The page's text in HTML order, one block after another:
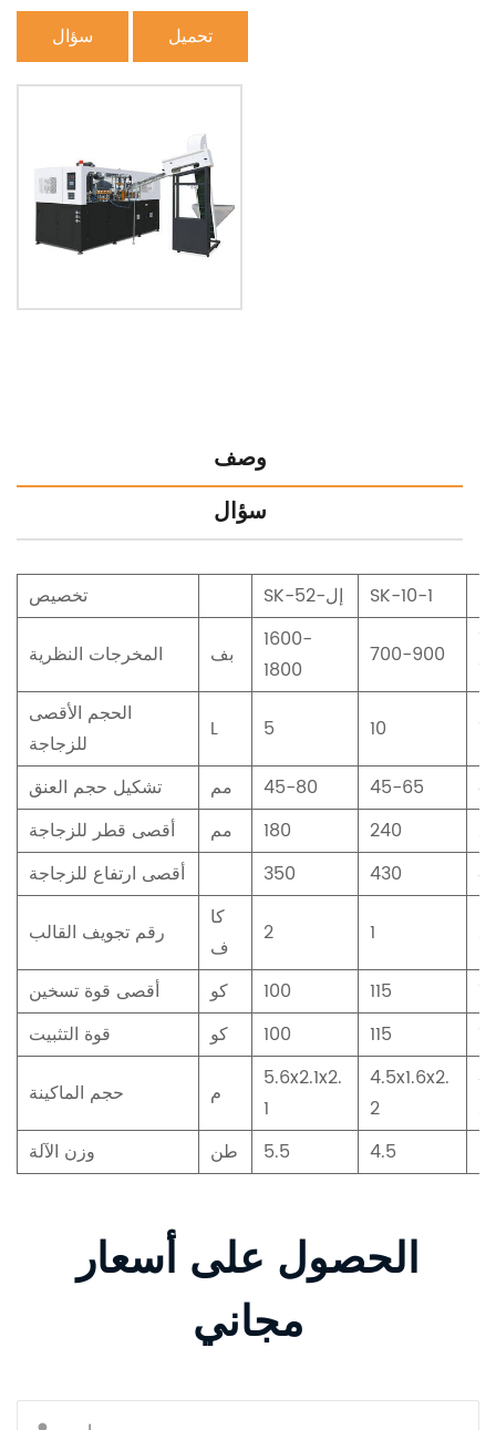
سؤال تحميل
وصف
سؤال
تخصيص SK-5إل-2 SK-10-1
المخرجات النظرية بف
1600-
1800
700-900
الحجم الأقصى
للزجاجة
L 5 10 10
تشكيل حجم العنق مم 45-80 45-65
أقصى قطر للزجاجة
مم 180 240
أقصى ارتفاع للزجاجة
350 430
رقم تجويف القالب
كا
ف
2 1
أقصى قوة تسخين كو 100 115
قوة التثبيت
كو 100 115
حجم الماكينة م
5.6x2.1x2.
1
4.5x1.6x2.
2
وزن الآلة
طن 5.5 4.5
الحصول على أسعار
مجاني